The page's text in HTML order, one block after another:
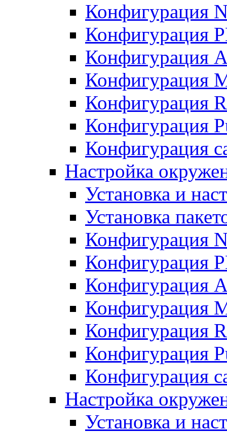
Конфигурация
Конфигурация
Конфигурация
Конфигурация
Конфигурация
Конфигурация
Конфигурация
Настройка
Установка и
Установка
Конфигурация
Конфигурация
Конфигурация
Конфигурация
Конфигурация
Конфигурация
Конфигурация
Настройка
Установка и